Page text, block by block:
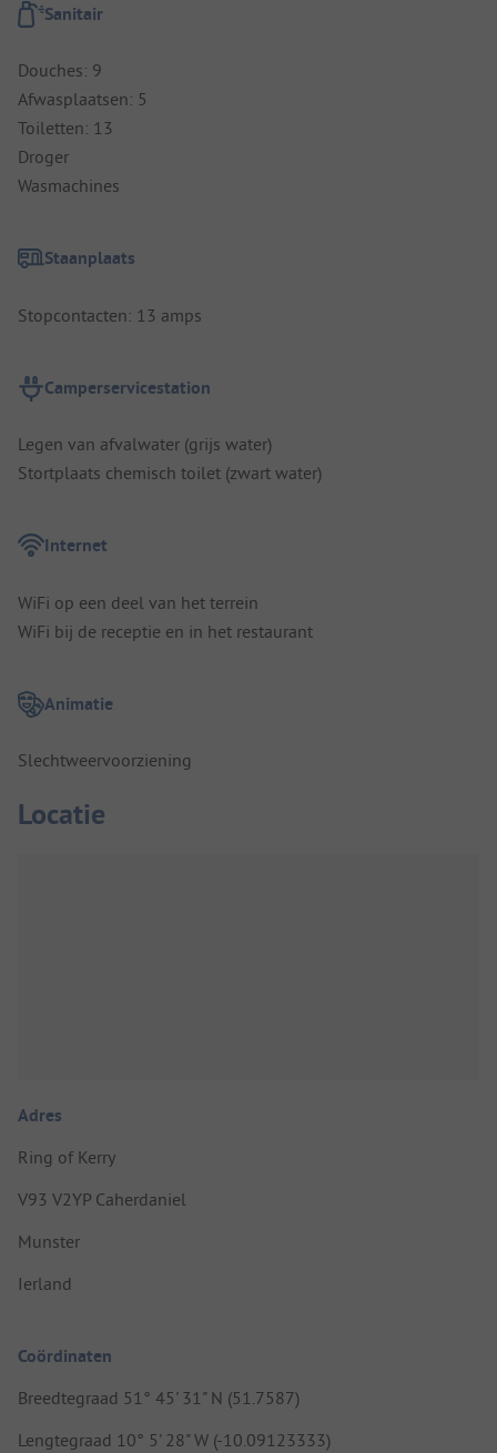
Sanitair
Douches: 9
Afwasplaatsen: 5
Toiletten: 13
Droger
Wasmachines
Staanplaats
Stopcontacten: 13 amps
Camperservicestation
Legen van afvalwater (grijs water)
Stortplaats chemisch toilet (zwart water)
Internet
WiFi op een deel van het terrein
WiFi bij de receptie en in het restaurant
Animatie
Slechtweervoorziening
Locatie
Adres
Ring of Kerry
V93 V2YP Caherdaniel
Munster
Ierland
Coördinaten
Breedtegraad 51° 45' 31" N (51.7587)
Lengtegraad 10° 5' 28" W (-10.09123333)